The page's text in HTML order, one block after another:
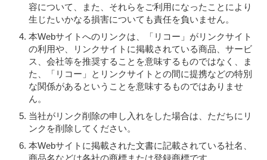
容について、また、それらをご利用になったことにより
生じたいかなる損害についても責任を負いません。
本Webサイトへのリンクは、「リコー」がリンクサイト
の利用や、リンクサイトに掲載されている商品、サービ
ス、会社等を推奨することを意味するものではなく、ま
た、「リコー」とリンクサイトとの間に提携などの特別
な関係があるということを意味するものではありませ
ん。
当社がリンク削除の申し入れをした場合は、ただちにリ
ンクを削除してください。
本Webサイトに掲載された文書に記載されている社名、
商品名などは各社の商標または登録商標です。